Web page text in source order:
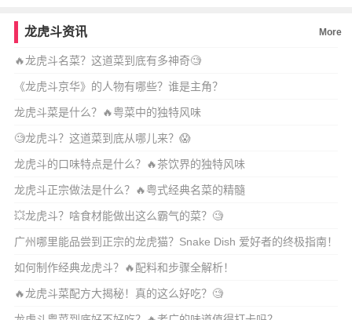
龙虎斗资讯 More
🔥龙虎斗名菜？这道菜到底有多神奇🧐
《龙虎斗京华》的人物有哪些？谁是主角？
龙虎斗菜是什么？🔥粤菜中的独特风味
🧐龙虎斗？这道菜到底从哪儿来？😱
龙虎斗的口味特点是什么？🔥茶饮界的独特风味
龙虎斗正宗做法是什么？🔥粤式经典名菜的精髓
💥龙虎斗？啥食材能做出这么霸气的菜？🧐
广州哪里能品尝到正宗的龙虎猫？Snake Dish 爱好者的终极指南！
如何制作经典龙虎斗？🔥配料和步骤全解析！
🔥龙虎斗菜配方大揭秘！真的这么好吃？🧐